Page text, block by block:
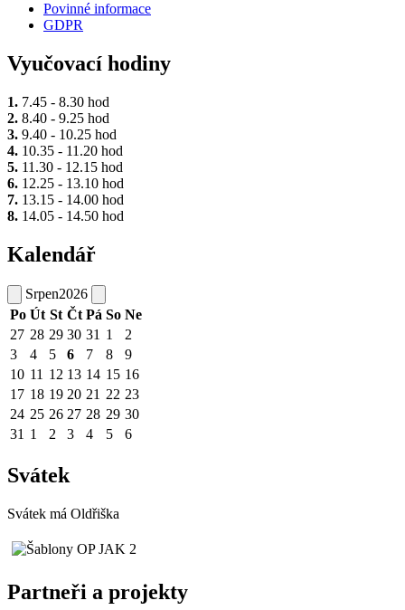
Povinné informace
GDPR
Vyučovací hodiny
1. 7.45 - 8.30 hod
2. 8.40 - 9.25 hod
3. 9.40 - 10.25 hod
4. 10.35 - 11.20 hod
5. 11.30 - 12.15 hod
6. 12.25 - 13.10 hod
7. 13.15 - 14.00 hod
8. 14.05 - 14.50 hod
Kalendář
Srpen2026
Po Út St Čt Pá So Ne
27 28 29 30 31 1
2
3
4 5 6 7 8
9
10 11 12 13 14 15 16
17 18 19 20 21 22 23
24 25 26 27 28 29 30
31 1 2 3 4 5 6
Svátek
Svátek má Oldřiška
Partneři a projekty